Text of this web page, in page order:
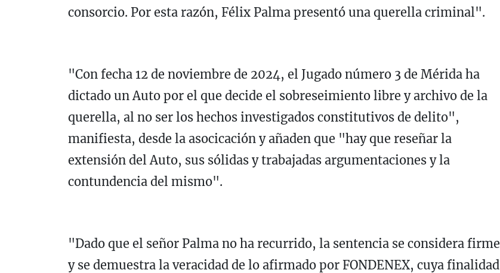
consorcio. Por esta razón, Félix Palma presentó una querella criminal".
"Con fecha 12 de noviembre de 2024, el Jugado número 3 de Mérida ha
dictado un Auto por el que decide el sobreseimiento libre y archivo de la
querella, al no ser los hechos investigados constitutivos de delito",
manifiesta, desde la asocicación y añaden que "hay que reseñar la
extensión del Auto, sus sólidas y trabajadas argumentaciones y la
contundencia del mismo".
"Dado que el señor Palma no ha recurrido, la sentencia se considera firme
y se demuestra la veracidad de lo afirmado por FONDENEX, cuya finalidad